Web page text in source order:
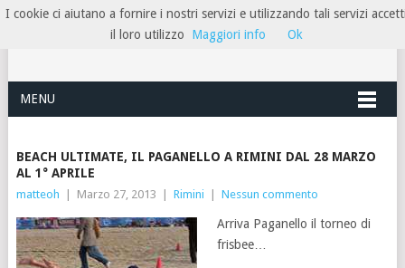
MENU
BEACH ULTIMATE, IL PAGANELLO A RIMINI DAL 28 MARZO
AL 1° APRILE
matteoh Marzo 27, 2013 Rimini Nessun commento
Arriva Paganello il torneo di
frisbee…
I cookie ci aiutano a fornire i nostri servizi e utilizzando tali servizi
il loro utilizzo
Maggiori info Ok